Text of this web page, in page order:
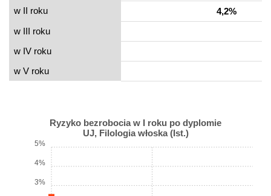
w II roku
4,2%
w III roku
w IV roku
w V roku
Ryzyko bezrobocia w I roku po dyplomie
UJ, Filologia włoska (Ist.)
3%
4%
5%